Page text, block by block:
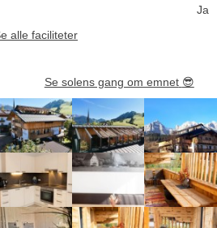
Ja
alle faciliteter
Se solens gang om emnet 😎